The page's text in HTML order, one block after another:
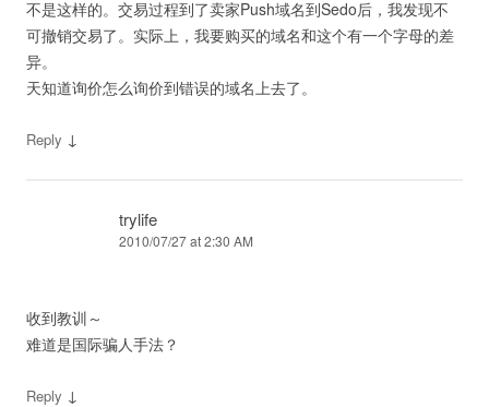
不是这样的。交易过程到了卖家Push域名到Sedo后，我发现不
可撤销交易了。实际上，我要购买的域名和这个有一个字母的差
异。
天知道询价怎么询价到错误的域名上去了。
Reply ↓
trylife
2010/07/27 at 2:30 AM
收到教训～
难道是国际骗人手法？
Reply ↓